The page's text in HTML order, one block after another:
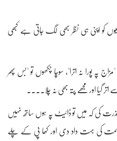
کو اپنی ہی نظر بھی لگ جاتی ہے کبھی
پہ پورا نہ اترا"، سوچا چکھوں تو "بس پھر
اور مجھے پتہ بھی نہ چلا۔۔۔۔
کی کہ میں تو ڈائیٹ پہ ہوں ساتھ نہیں
کی بہت داد دی اور کھا پی کے چلے